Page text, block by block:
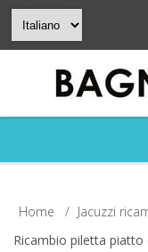
Home / Jacuzzi
Ricambio piletta